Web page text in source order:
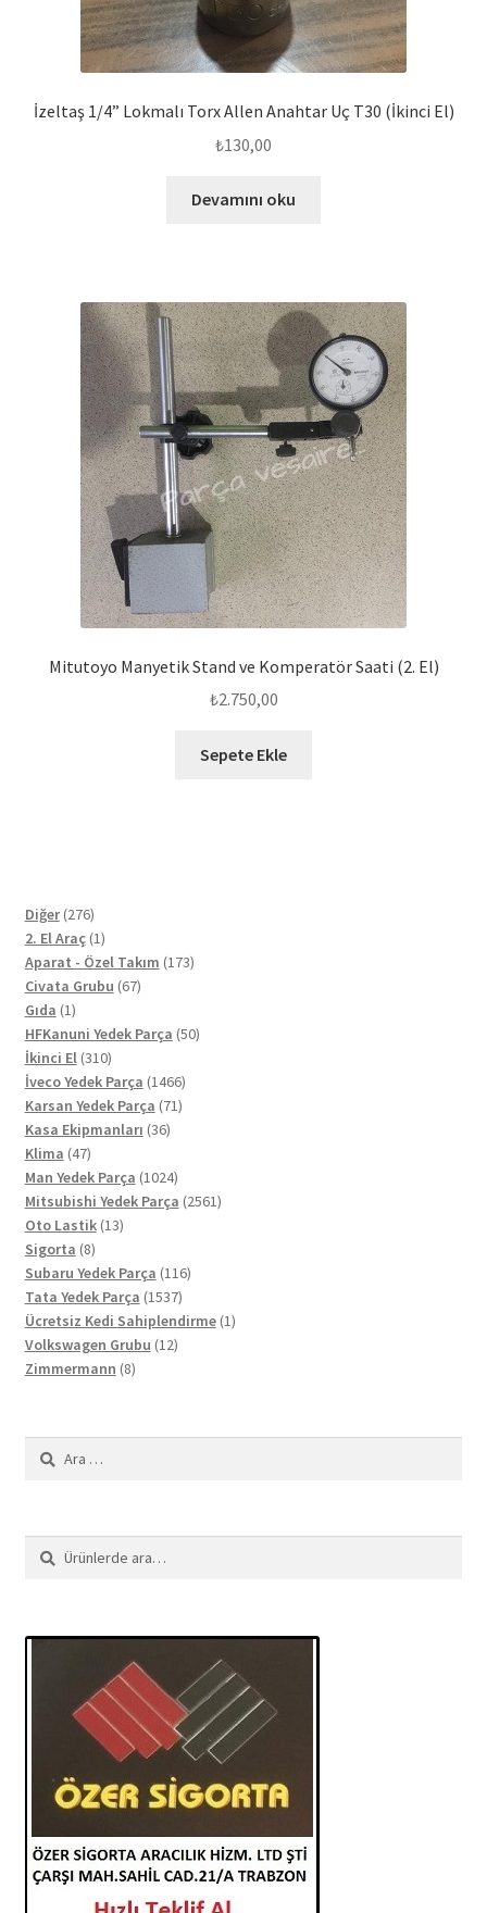
İzeltaş 1/4” Lokmalı Torx Allen Anahtar Uç T30 (İkinci El)
₺130,00
Devamını oku
Mitutoyo Manyetik Stand ve Komperatör Saati (2. El)
₺2.750,00
Sepete Ekle
Diğer 276276
ürün
2. El Araç 11
ürün
Aparat - Özel Takım 173173
Civata Grubu 6767
Gıda 11
ürün
HFKanuni Yedek Parça 5050
İkinci El 310310
ürün
İveco Yedek Parça 14661466
ürün
Karsan Yedek Parça 7171
Kasa Ekipmanları 3636
Klima 4747
ürün
Man Yedek Parça 10241024
ürün
Mitsubishi Yedek Parça 25612561
Oto Lastik 1313
Sigorta 88
ürün
Subaru Yedek Parça 116116
Tata Yedek Parça 15371537
ürün
Ücretsiz Kedi Sahiplendirme 11
Volkswagen Grubu 1212
Zimmermann 88
Arama:
Ara:
Ara